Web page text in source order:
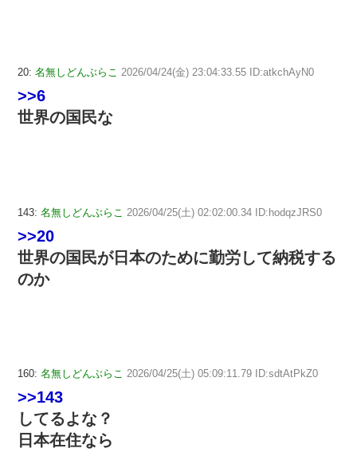
20: 名無しどんぶらこ 2026/04/24(金) 23:04:33.55 ID:atkchAyN0
>>6
世界の国民な
143: 名無しどんぶらこ 2026/04/25(土) 02:02:00.34 ID:hodqzJRS0
>>20
世界の国民が日本のために勤労して納税する
のか
160: 名無しどんぶらこ 2026/04/25(土) 05:09:11.79 ID:sdtAtPkZ0
>>143
してるよな？
日本在住なら